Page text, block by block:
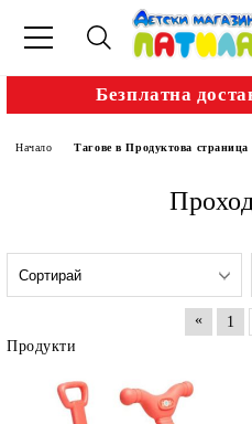
Безплатна
Начало Тагове в Продуктова страница
« 1
Продукти